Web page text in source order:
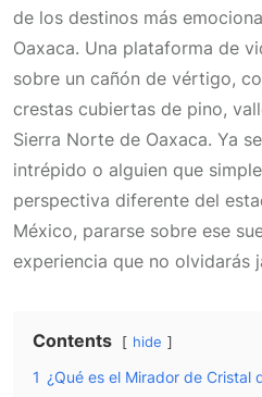
de los destinos más
Oaxaca. Una plataforma de
sobre un cañón de vértigo,
crestas cubiertas de pino,
Sierra Norte de Oaxaca. Ya
intrépido o alguien que
perspectiva diferente del
México, pararse sobre ese
experiencia que no olvidarás
Contents hide
1 ¿Qué es el Mirador de Cristal